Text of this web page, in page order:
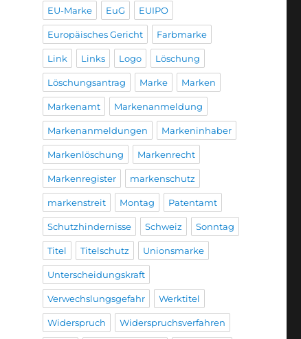
EU-Marke EuG EUIPO
Europäisches Gericht Farbmarke
Link Links Logo Löschung
Löschungsantrag Marke Marken
Markenamt Markenanmeldung
Markenanmeldungen Markeninhaber
Markenlöschung Markenrecht
Markenregister markenschutz
markenstreit Montag Patentamt
Schutzhindernisse Schweiz Sonntag
Titel Titelschutz Unionsmarke
Unterscheidungskraft
Verwechslungsgefahr Werktitel
Widerspruch Widerspruchsverfahren